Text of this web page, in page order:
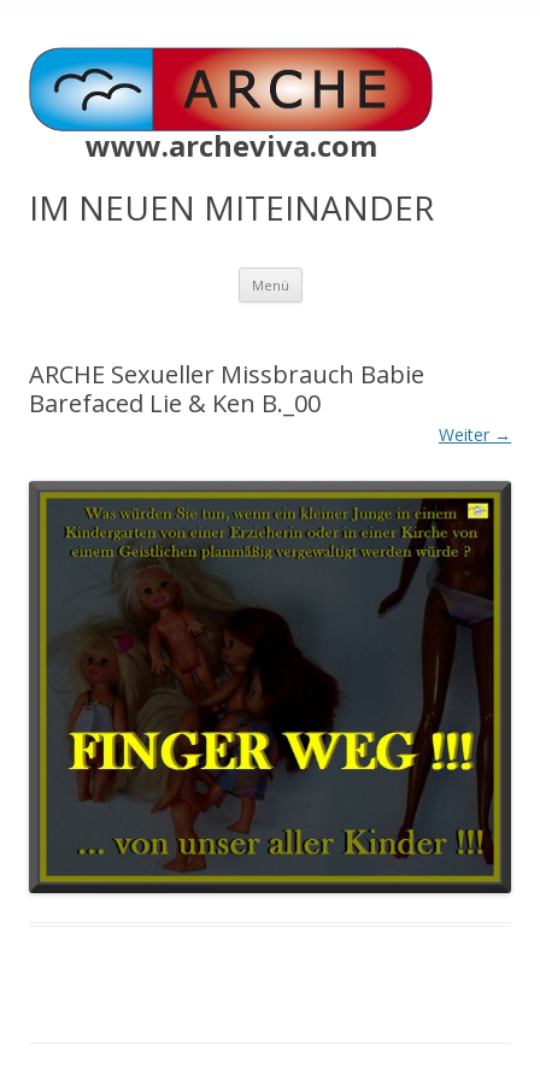
www.archeviva.com
IM NEUEN MITEINANDER
Menü Zum
springen
ARCHE Sexueller Missbrauch Babie
Barefaced Lie & Ken B._00
Weiter →